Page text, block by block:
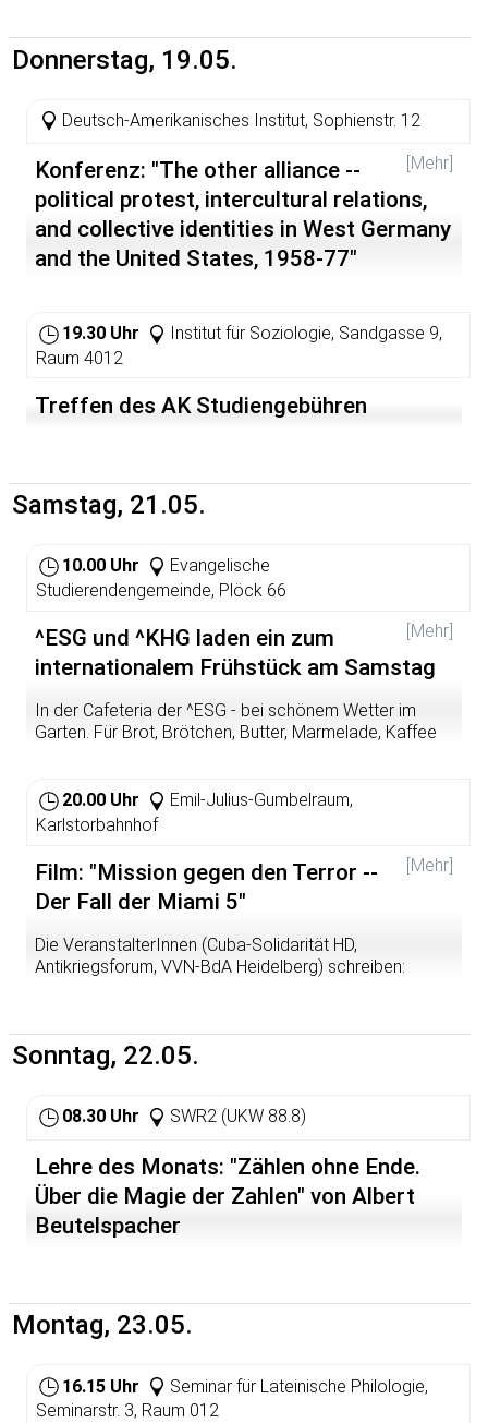
Donnerstag, 19.05.
Deutsch-Amerikanisches Institut, Sophienstr. 12
[Mehr]
Konferenz: "The other alliance --
political protest, intercultural relations,
and collective identities in West Germany
and the United States, 1958-77"
19.30 Uhr
Institut für Soziologie, Sandgasse 9,
Raum 4012
Treffen des AK Studiengebühren
Samstag, 21.05.
10.00 Uhr
Evangelische
Studierendengemeinde, Plöck 66
[Mehr]
^ESG und ^KHG laden ein zum
internationalem Frühstück am Samstag
In der Cafeteria der ^ESG - bei schönem Wetter im
Garten. Für Brot, Brötchen, Butter, Marmelade, Kaffee
20.00 Uhr
Emil-Julius-Gumbelraum,
Karlstorbahnhof
[Mehr]
Film: "Mission gegen den Terror --
Der Fall der Miami 5"
Die VeranstalterInnen (Cuba-Solidarität HD,
Antikriegsforum, VVN-BdA Heidelberg) schreiben:
den Terror" sind zur Zeit auf einer
Deutschland-tournee, um ihren
Haft, die sogenannten "Miami 5"
Mitte der 90er Jahre reisen 5
Kubaner in die USA mit der
Absicht, exilkubanische Grup-pen
Ihre Erkenntnisse übermitteln sie
Bundespolizei, um sie zu
veranlassen, gegen diesen
Sonntag, 22.05.
08.30 Uhr SWR2 (UKW 88.8)
Lehre des Monats: "Zählen ohne Ende.
Über die Magie der Zahlen" von Albert
Beutelspacher
Montag, 23.05.
16.15 Uhr
Seminar für Lateinische Philologie,
Seminarstr. 3, Raum 012